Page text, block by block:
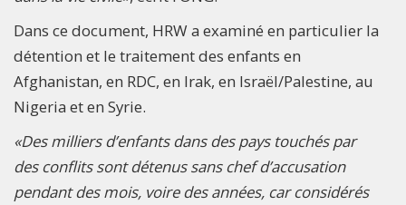
Dans ce document, HRW a examiné en particulier la
détention et le traitement des enfants en
Afghanistan, en RDC, en Irak, en Israël/Palestine, au
Nigeria et en Syrie.
«Des milliers d’enfants dans des pays touchés par
des conflits sont détenus sans chef d’accusation
pendant des mois, voire des années, car considérés